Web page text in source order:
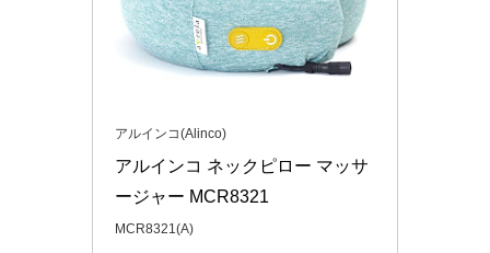
アルインコ(Alinco)
アルインコ ネックピロー マッサ
ージャー MCR8321
MCR8321(A)